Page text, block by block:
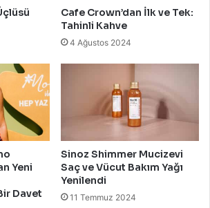
Cafe Crown’dan İlk ve Tek:
Tahinli Kahve
4 Ağustos 2024
Yeni
Davet
Sinoz Shimmer Mucizevi
Saç ve Vücut Bakım Yağı
Yenilendi
11 Temmuz 2024